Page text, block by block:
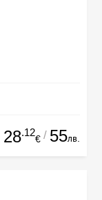
28.12
€ / 55лв.